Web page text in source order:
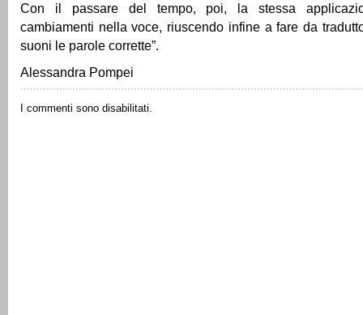
Con il passare del tempo, poi, la stessa
cambiamenti nella voce, riuscendo infine a fare da
suoni le parole corrette”.
Alessandra Pompei
I commenti sono disabilitati.